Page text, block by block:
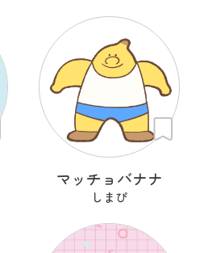
マッチョバナナ
しまぴ